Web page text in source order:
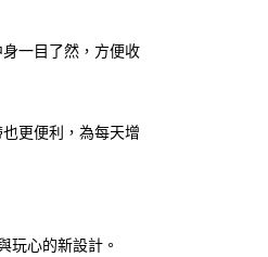
銀行
業銀行
銀行
商業銀行
一目了然，方便收
更便利，為每天增
玩心的新設計。